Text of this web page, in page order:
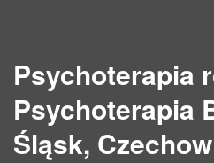
Psychoterapia
Psychoterapia
Śląsk,